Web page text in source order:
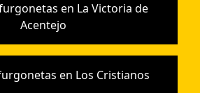
en La Victoria de
Acentejo
en Los Cristianos